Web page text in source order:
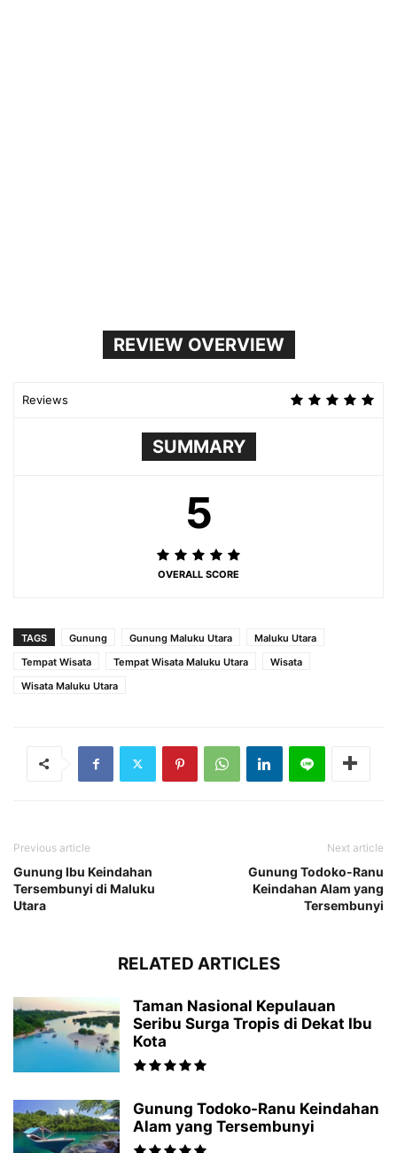
REVIEW OVERVIEW
Reviews
SUMMARY
5
OVERALL SCORE
TAGS Gunung Gunung Maluku Utara
Maluku Utara
Tempat Wisata
Tempat Wisata Maluku Utara
Wisata
Wisata Maluku Utara
Previous article
Gunung Ibu Keindahan
Tersembunyi di Maluku
Utara
Next article
Gunung Todoko-Ranu
Keindahan Alam yang
Tersembunyi
RELATED ARTICLES
Taman Nasional Kepulauan
Seribu Surga Tropis di Dekat Ibu
Kota
Gunung Todoko-Ranu Keindahan
Alam yang Tersembunyi